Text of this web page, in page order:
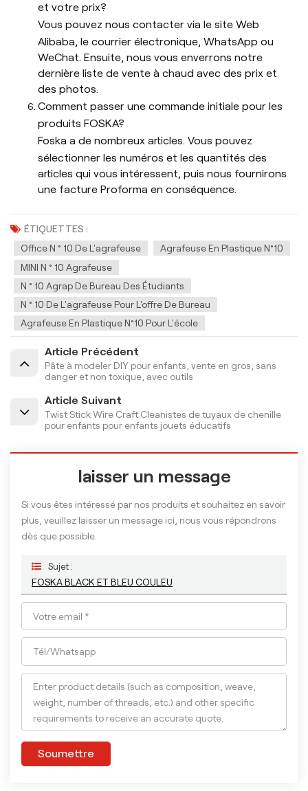
et votre prix?
Vous pouvez nous contacter via le site Web
Alibaba, le courrier électronique, WhatsApp ou
WeChat. Ensuite, nous vous enverrons notre
dernière liste de vente à chaud avec des prix et
des photos.
Comment passer une commande initiale pour les
produits FOSKA?
Foska a de nombreux articles. Vous pouvez
sélectionner les numéros et les quantités des
articles qui vous intéressent, puis nous fournirons
une facture Proforma en conséquence.
ÉTIQUETTES :
Office N ° 10 De L'agrafeuse
Agrafeuse En Plastique N°10
MINI N ° 10 Agrafeuse
N ° 10 Agrap De Bureau Des Étudiants
N ° 10 De L'agrafeuse Pour L'offre De Bureau
Agrafeuse En Plastique N°10 Pour L'école
Article Précédent
Pâte à modeler DIY pour enfants, vente en gros, sans
danger et non toxique, avec outils
Article Suivant
Twist Stick Wire Craft Cleanistes de tuyaux de chenille
pour enfants pour enfants jouets éducatifs
laisser un message
Si vous êtes intéressé par nos produits et souhaitez en savoir
plus, veuillez laisser un message ici, nous vous répondrons
dès que possible.
Sujet :
FOSKA BLACK ET BLEU COULEU
Soumettre